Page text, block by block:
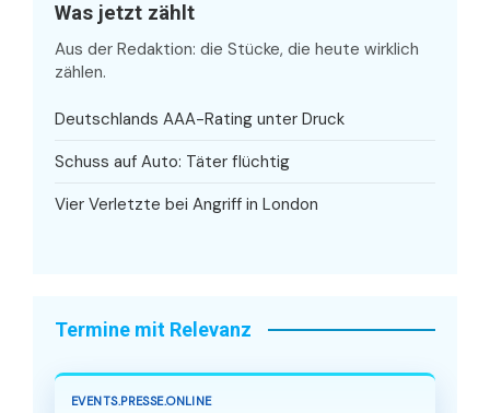
Was jetzt zählt
Aus der Redaktion: die Stücke, die heute wirklich
zählen.
Deutschlands AAA-Rating unter Druck
Schuss auf Auto: Täter flüchtig
Vier Verletzte bei Angriff in London
Termine mit Relevanz
EVENTS.PRESSE.ONLINE